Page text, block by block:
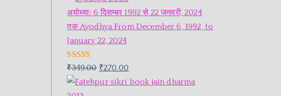
अयोध्याः 6 दिसम्बर 1992 से 22 जनवरी, 2024
तक Ayodhya From December 6, 1992, to
January 22, 2024
Rated5.00
out of 5
₹349.00 ₹270.00